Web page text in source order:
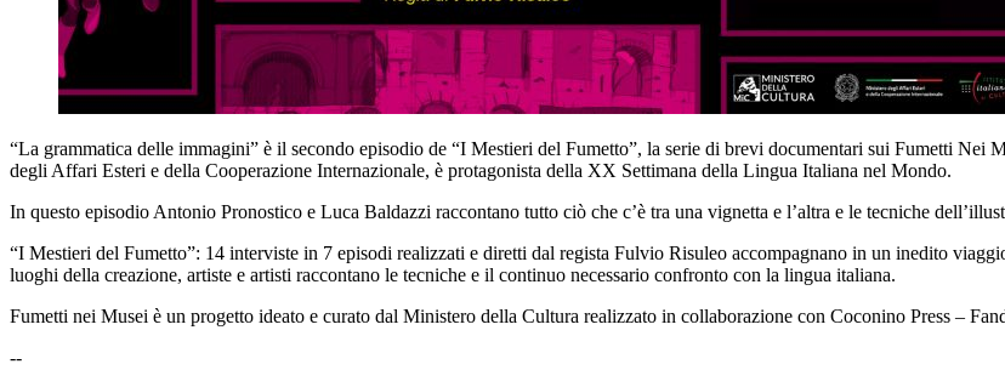
“La grammatica delle immagini” è il secondo episodio de “I Mestieri del Fumetto”, la serie di brevi documentari sui Fumetti
degli Affari Esteri e della Cooperazione Internazionale, è protagonista della XX Settimana della Lingua Italiana nel Mondo.
In questo episodio Antonio Pronostico e Luca Baldazzi raccontano tutto ciò che c’è tra una vignetta e l’altra e le tecniche
“I Mestieri del Fumetto”: 14 interviste in 7 episodi realizzati e diretti dal regista Fulvio Risuleo accompagnano in un inedito
luoghi della creazione, artiste e artisti raccontano le tecniche e il continuo necessario confronto con la lingua italiana.
Fumetti nei Musei è un progetto ideato e curato dal Ministero della Cultura realizzato in collaborazione con Coconino Press –
--